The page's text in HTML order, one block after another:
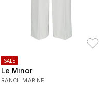
SALE
Le Minor
RANCH MARINE